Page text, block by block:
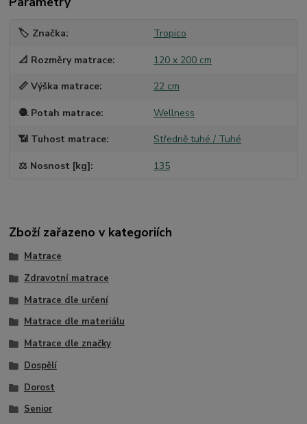
🏷️ Značka Tropico
📐 Rozměry matrace 120 x 200 cm
📏 Výška matrace 22 cm
🧶 Potah matrace Wellness
📶 Tuhost matrace Středně tuhé / Tuhé
⚖️ Nosnost [kg] 135
Zboží zařazeno v kategoriích
Matrace
Zdravotní matrace
Matrace dle určení
Matrace dle materiálu
Matrace dle značky
Dospělí
Dorost
Senior